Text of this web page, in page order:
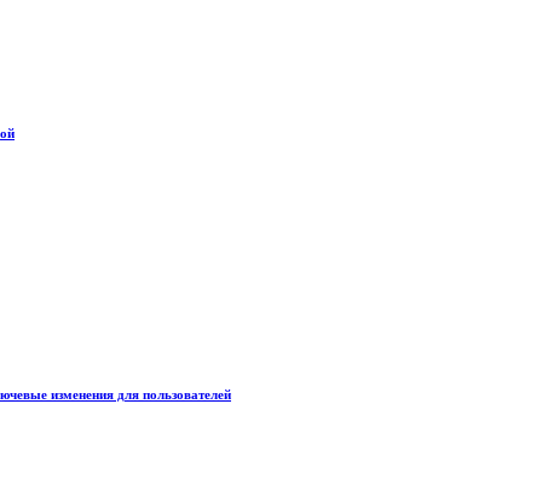
изменения для пользователей